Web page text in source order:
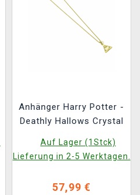
Anhänger Harry Potter -
Deathly Hallows Crystal
Auf Lager (1Stck)
Lieferung in 2-5 Werktagen.
57,99 €